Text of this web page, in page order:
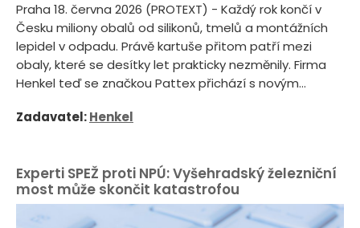
Praha 18. června 2026 (PROTEXT) - Každý rok končí v
Česku miliony obalů od silikonů, tmelů a montážních
lepidel v odpadu. Právě kartuše přitom patří mezi
obaly, které se desítky let prakticky nezměnily. Firma
Henkel teď se značkou Pattex přichází s novým...
Zadavatel:Henkel
Experti SPEŽ proti NPÚ: Vyšehradský železniční
most může skončit katastrofou